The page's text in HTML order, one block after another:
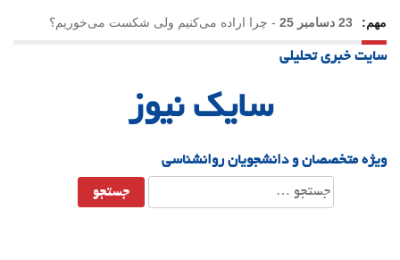
مهم: 23 دسامبر 25 - چرا اراده می‌کنیم ولی شکست می‌خوریم؟
21 دسامبر 25
سایت خبری تحلیلی
سایک نیوز
ویژه متخصصان و دانشجویان روانشناسی
جستجو
برای: